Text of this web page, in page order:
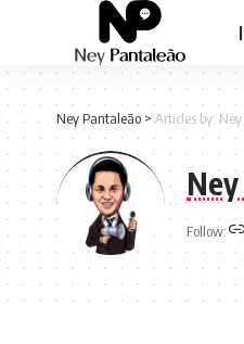
Ney Pantaleão >Articles by:
Follow: